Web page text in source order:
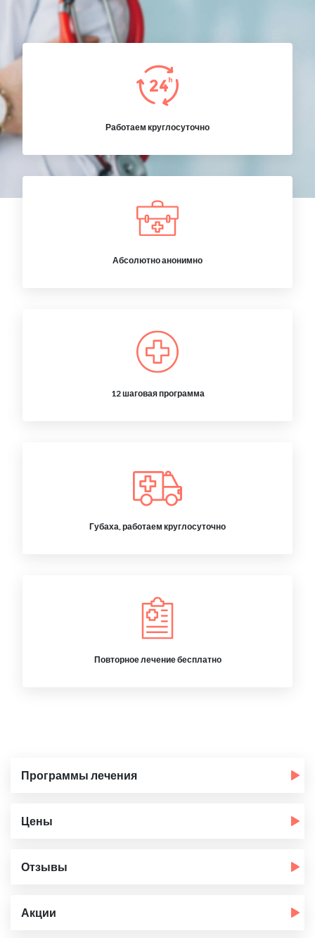
Работаем круглосуточно
Абсолютно анонимно
12 шаговая программа
Губаха, работаем круглосуточно
Повторное лечение бесплатно
Программы лечения
Цены
Отзывы
Акции